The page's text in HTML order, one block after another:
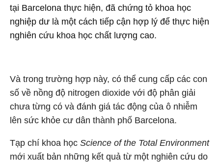
tại Barcelona thực hiện, đã chứng tỏ khoa học
nghiệp dư là một cách tiếp cận hợp lý để thực hiện
nghiên cứu khoa học chất lượng cao.
Và trong trường hợp này, có thể cung cấp các con
số về nồng độ nitrogen dioxide với độ phân giải
chưa từng có và đánh giá tác động của ô nhiễm
lên sức khỏe cư dân thành phố Barcelona.
Tạp chí khoa học Science of the Total Environment
mới xuất bản những kết quả từ một nghiên cứu do